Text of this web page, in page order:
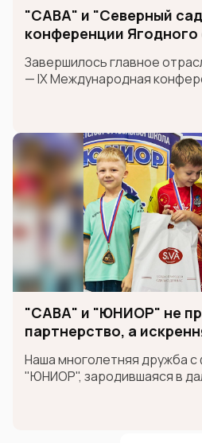
"САВА" и "Северный
конференции
Завершилось главное
— IX Международная
"САВА" и "ЮНИОР" не
партнерство, а
Наша многолетняя дружба
"ЮНИОР", зародившаяся в
будущих чемпионов. На